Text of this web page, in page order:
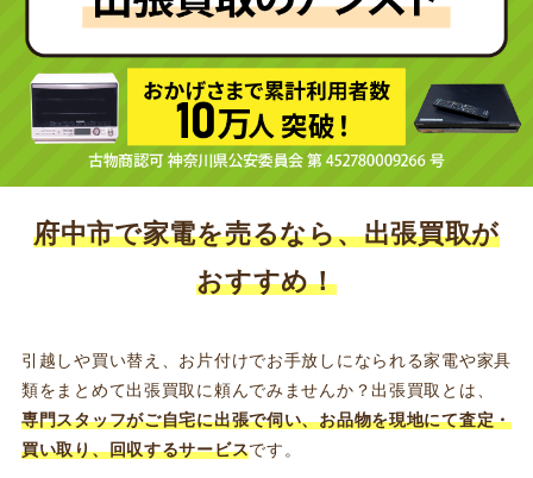
府中市で家電を売るなら、出張買取が
おすすめ！
引越しや買い替え、お片付けでお手放しになられる家電や家具
類をまとめて出張買取に頼んでみませんか？出張買取とは、
専門スタッフがご自宅に出張で伺い、お品物を現地にて査定・
買い取り、回収するサービスです。